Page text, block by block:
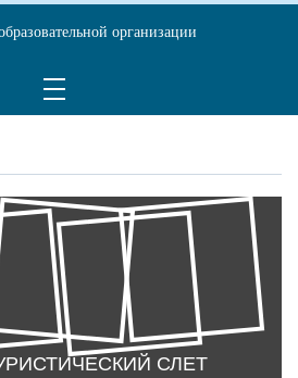
СЛЕТ
организации